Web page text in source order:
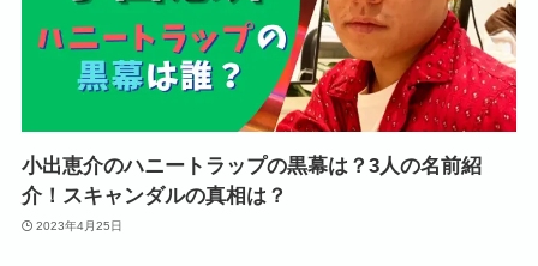
小出恵介のハニートラップの黒幕は？3人の名前紹
介！スキャンダルの真相は？
2023年4月25日